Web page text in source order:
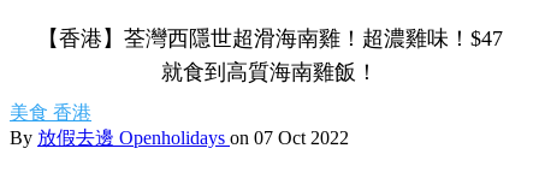
【香港】荃灣西隱世超滑海南雞！超濃雞味！$47
就食到高質海南雞飯！
美食 香港
By 放假去邊 Openholidays on 07 Oct 2022